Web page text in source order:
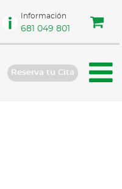
Información
681 049 801
Reserva tu Cita